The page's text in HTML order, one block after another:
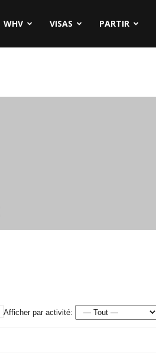
WHV VISAS PARTIR
Afficher par activité: